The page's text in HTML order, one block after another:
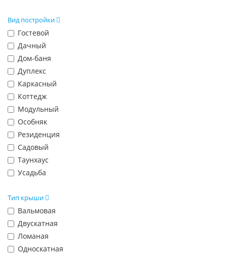
Вид постройки
Гостевой
Дачный
Дом-баня
Дуплекс
Каркасный
Коттедж
Модульный
Особняк
Резиденция
Садовый
Таунхаус
Усадьба
Тип крыши
Вальмовая
Двускатная
Ломаная
Односкатная